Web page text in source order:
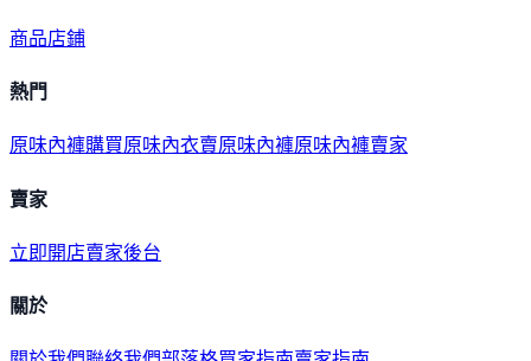
商品店鋪
熱門
原味內褲購買原味內衣賣原味內褲原味內褲賣家
賣家
立即開店賣家後台
關於